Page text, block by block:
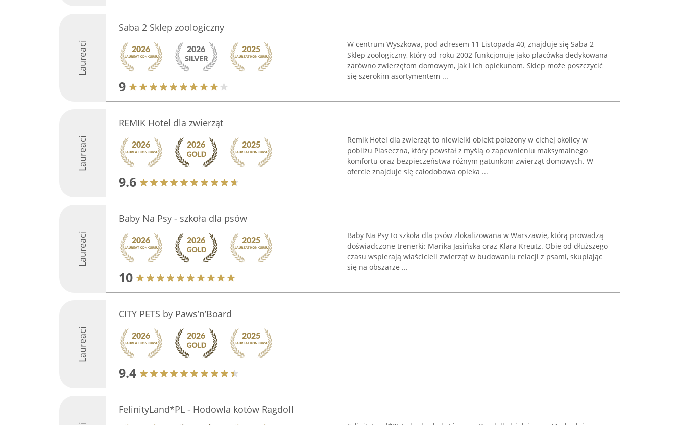
Laureaci
Saba 2 Sklep zoologiczny
9
W centrum Wyszkowa, pod adresem 11 Listopada 40, znajduje się Saba 2
Sklep zoologiczny, który od roku 2002 funkcjonuje jako placówka dedykowana
zarówno zwierzętom domowym, jak i ich opiekunom. Sklep może poszczycić
się szerokim asortymentem ...
Laureaci
REMIK Hotel dla zwierząt
9.6
Remik Hotel dla zwierząt to niewielki obiekt położony w cichej okolicy w
pobliżu Piaseczna, który powstał z myślą o zapewnieniu maksymalnego
komfortu oraz bezpieczeństwa różnym gatunkom zwierząt domowych. W
ofercie znajduje się całodobowa opieka ...
Laureaci
Baby Na Psy - szkoła dla psów
10
Baby Na Psy to szkoła dla psów zlokalizowana w Warszawie, którą prowadzą
doświadczone trenerki: Marika Jasińska oraz Klara Kreutz. Obie od dłuższego
czasu wspierają właścicieli zwierząt w budowaniu relacji z psami, skupiając
się na obszarze ...
Laureaci
CITY PETS by Paws’n’Board
9.4
FelinityLand*PL - Hodowla kotów Ragdoll